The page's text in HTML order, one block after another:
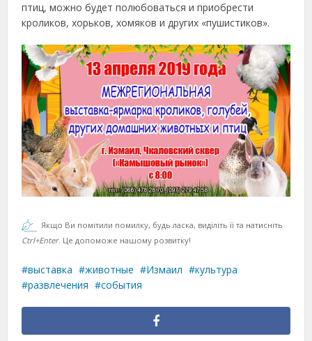
птиц, можно будет полюбоваться и приобрести
кроликов, хорьков, хомяков и других «пушистиков».
Якщо Ви помітили помилку, будь ласка, виділіть її та натисніть
Ctrl+Enter. Це допоможе нашому розвитку!
выставка животные Измаил
культура
развлечения
события